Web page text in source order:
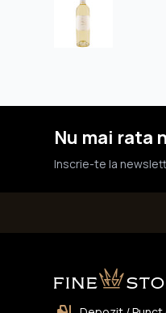
Nu mai rata
Inscrie-te la